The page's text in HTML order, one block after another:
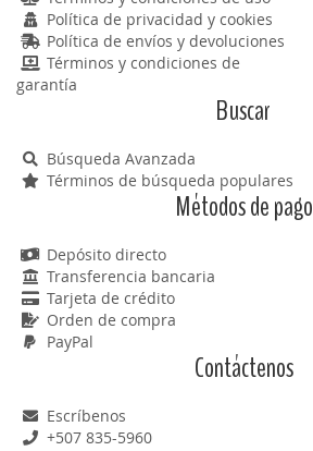
Política de privacidad y cookies
Política de envíos y devoluciones
Términos y condiciones de
garantía
Buscar
Búsqueda Avanzada
Términos de búsqueda populares
Métodos de pago
Depósito directo
Transferencia bancaria
Tarjeta de crédito
Orden de compra
PayPal
Contáctenos
Escríbenos
+507 835-5960